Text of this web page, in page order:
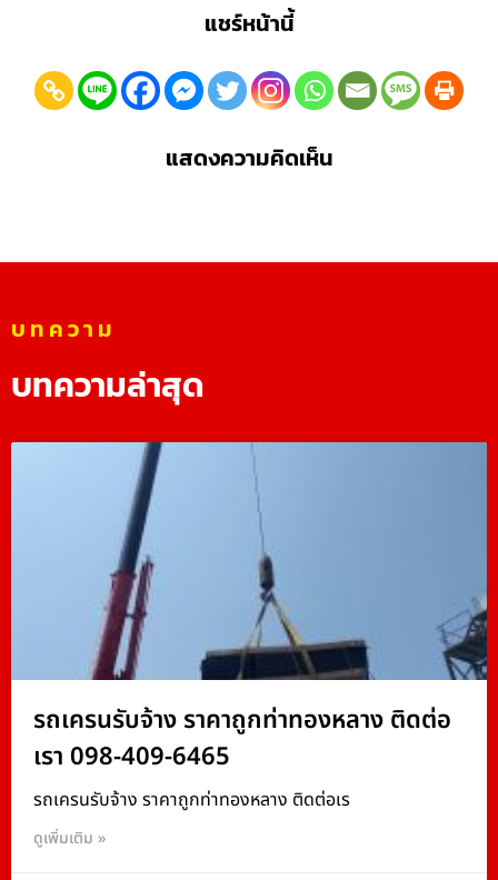
แชร์หน้านี้
แสดงความคิดเห็น
บทความ
บทความล่าสุด
รถเครนรับจ้าง ราคาถูกท่าทองหลาง ติดต่อ
เรา 098-409-6465
รถเครนรับจ้าง ราคาถูกท่าทองหลาง ติดต่อเร
ดูเพิ่มเติม »